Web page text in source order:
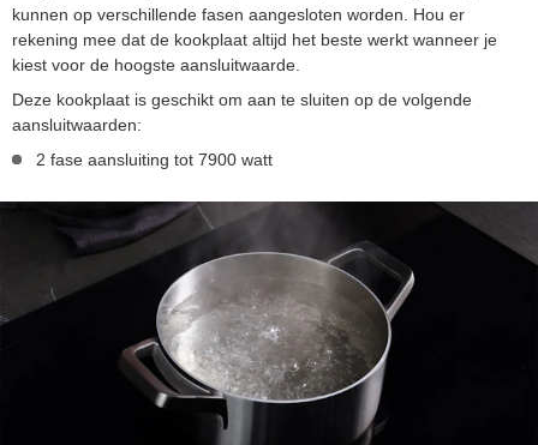
kunnen op verschillende fasen aangesloten worden. Hou er
rekening mee dat de kookplaat altijd het beste werkt wanneer je
kiest voor de hoogste aansluitwaarde.
Deze kookplaat is geschikt om aan te sluiten op de volgende
aansluitwaarden:
2 fase aansluiting tot 7900 watt